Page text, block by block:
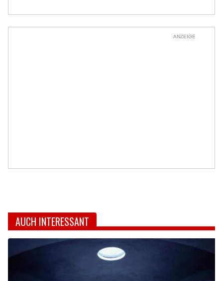
ANZEIGE
AUCH INTERESSANT